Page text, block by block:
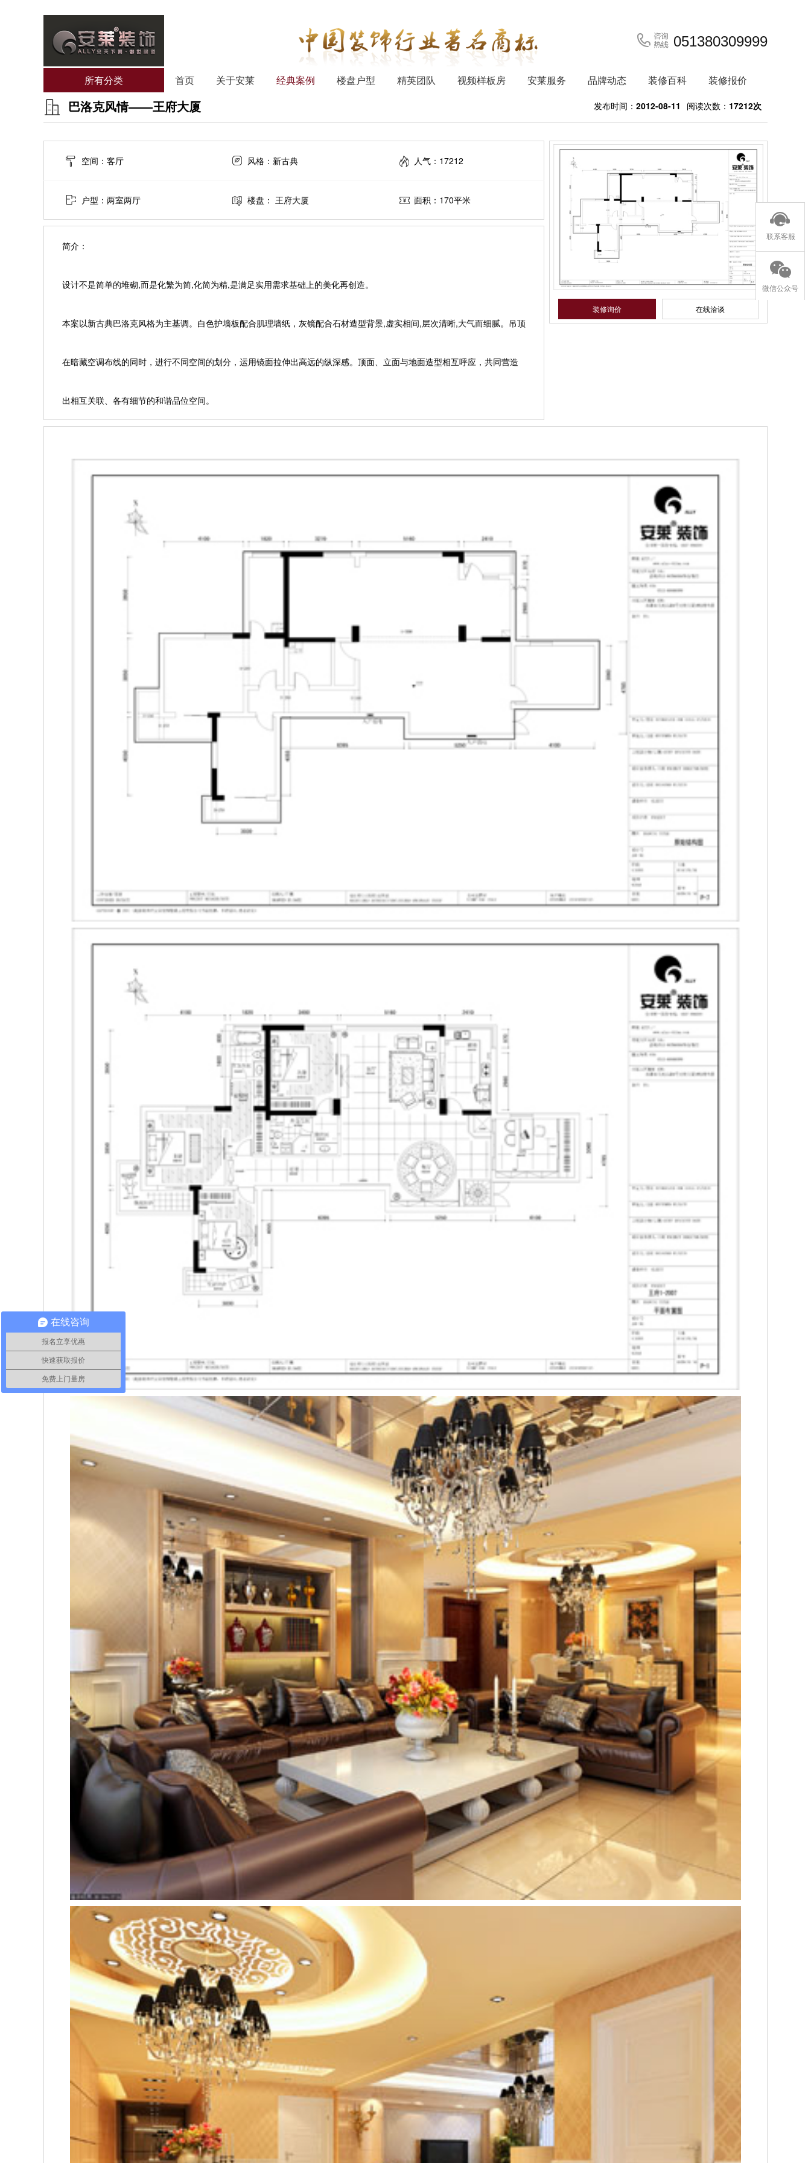
051380309999
所有分类 首页 关于安莱 经典案例 楼盘户型 精英团队 视频样板房 安莱服务 品牌动态 装修百科 装修报价
发布时间： 2012-08-11 阅读次数： 17212次
巴洛克风情——王府大厦
空间：客厅 风格：新古典 人气：17212
户型：两室两厅 楼盘： 王府大厦 面积：170平米
简介：
设计不是简单的堆砌,而是化繁为简,化简为精,是满足实用需求基础上的美化再创造。
本案以新古典巴洛克风格为主基调。白色护墙板配合肌理墙纸，灰镜配合石材造型背景,虚实相间,层次清晰,大气而细腻。吊顶
在暗藏空调布线的同时，进行不同空间的划分，运用镜面拉伸出高远的纵深感。顶面、立面与地面造型相互呼应，共同营造
出相互关联、各有细节的和谐品位空间。
装修询价 在线洽谈
联系客服
微信公众号
在线咨询
报名立享优惠
快速获取报价
免费上门量房